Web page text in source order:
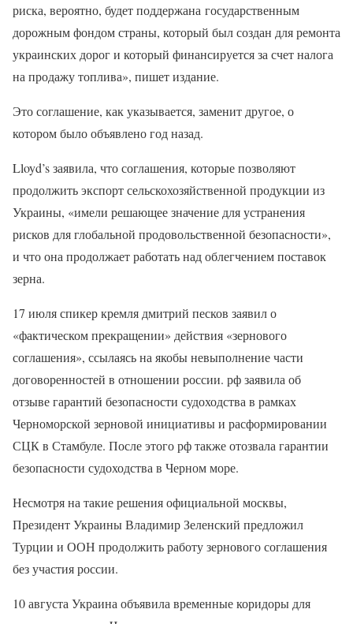
риска, вероятно, будет поддержана государственным
дорожным фондом страны, который был создан для ремонта
украинских дорог и который финансируется за счет налога
на продажу топлива», пишет издание.
Это соглашение, как указывается, заменит другое, о
котором было объявлено год назад.
Lloyd’s заявила, что соглашения, которые позволяют
продолжить экспорт сельскохозяйственной продукции из
Украины, «имели решающее значение для устранения
рисков для глобальной продовольственной безопасности»,
и что она продолжает работать над облегчением поставок
зерна.
17 июля спикер кремля дмитрий песков заявил о
«фактическом прекращении» действия «зернового
соглашения», ссылаясь на якобы невыполнение части
договоренностей в отношении россии. рф заявила об
отзыве гарантий безопасности судоходства в рамках
Черноморской зерновой инициативы и расформировании
СЦК в Стамбуле. После этого рф также отозвала гарантии
безопасности судоходства в Черном море.
Несмотря на такие решения официальной москвы,
Президент Украины Владимир Зеленский предложил
Турции и ООН продолжить работу зернового соглашения
без участия россии.
10 августа Украина объявила временные коридоры для